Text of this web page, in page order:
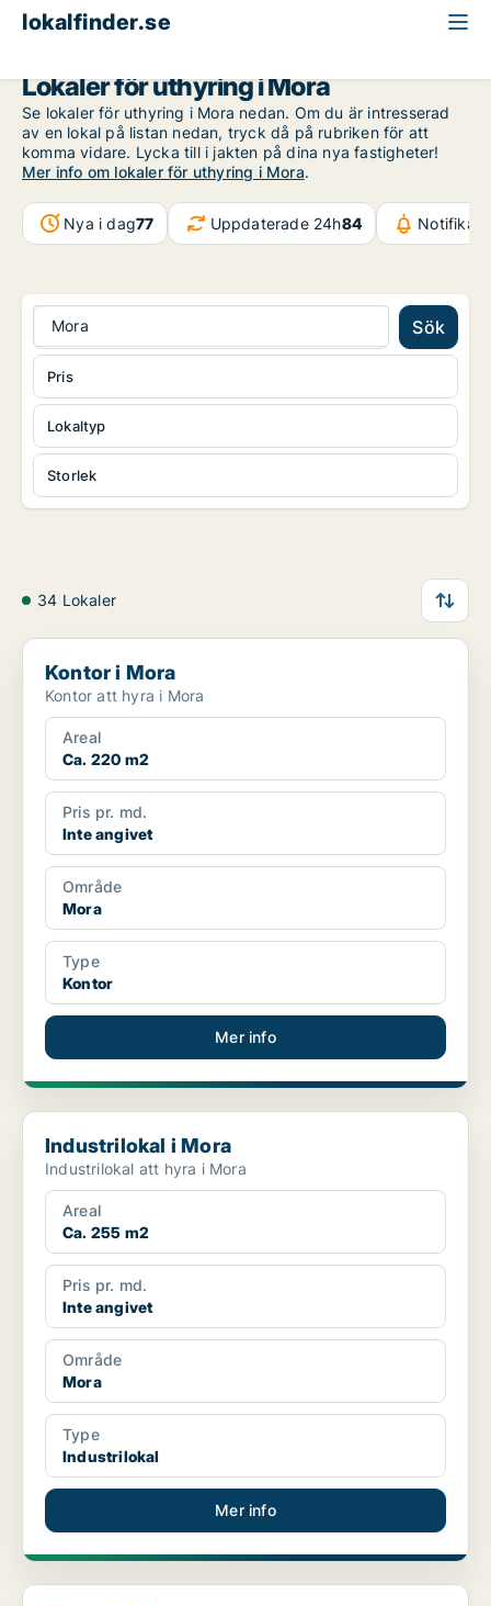
lokalfinder.se
Lokaler för uthyring i Mora
Se lokaler för uthyring i Mora nedan. Om du är intresserad
av en lokal på listan nedan, tryck då på rubriken för att
komma vidare. Lycka till i jakten på dina nya fastigheter!
Mer info om lokaler för uthyring i Mora.
Nya i dag77 Uppdaterade 24h84
Mora Sök
Lokaltyp
Storlek
Pris
34 Lokaler
Kontor i Mora
Kontor i Mora
Kontor att hyra i Mora
Areal
Ca. 220 m2
Pris pr. md.
Inte angivet
Område
Mora
Type
Kontor
Mer info
Industrilokal i Mora
Industrilokal i Mora
Industrilokal att hyra i Mora
Areal
Ca. 255 m2
Pris pr. md.
Inte angivet
Område
Mora
Type
Industrilokal
Mer info
Kontor i Mora